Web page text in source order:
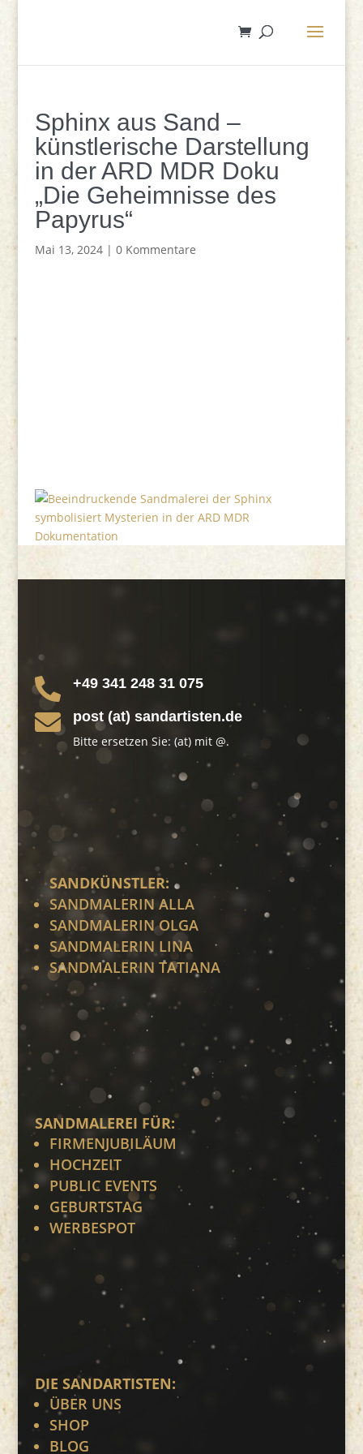
Sphinx aus Sand –
künstlerische Darstellung
in der ARD MDR Doku
„Die Geheimnisse des
Papyrus“
Mai 13, 2024| 0 Kommentare
 +49 341 248 31 075
 post (at) sandartisten.de
Bitte ersetzen Sie: (at) mit @.
SANDKÜNSTLER:
SANDMALERIN ALLA
SANDMALERIN OLGA
SANDMALERIN LINA
SANDMALERIN TATIANA
SANDMALEREI FÜR:
FIRMENJUBILÄUM
HOCHZEIT
PUBLIC EVENTS
GEBURTSTAG
WERBESPOT
DIE SANDARTISTEN:
ÜBER UNS
SHOP
BLOG